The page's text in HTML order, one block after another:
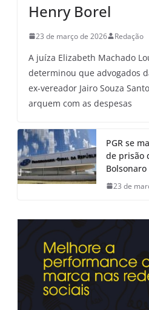
Henry Borel
23 de março de 2026 Redação
A juíza Elizabeth Machado
determinou que advogados
ex-vereador Jairo Souza
arquem com as despesas
PGR se
de prisão
Bolsonaro
23 de